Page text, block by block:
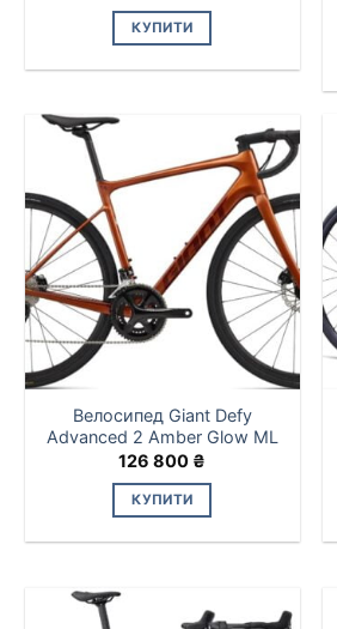
КУПИТИ
Велосипед Giant Defy
Advanced 2 Amber Glow ML
126 800 ₴
КУПИТИ